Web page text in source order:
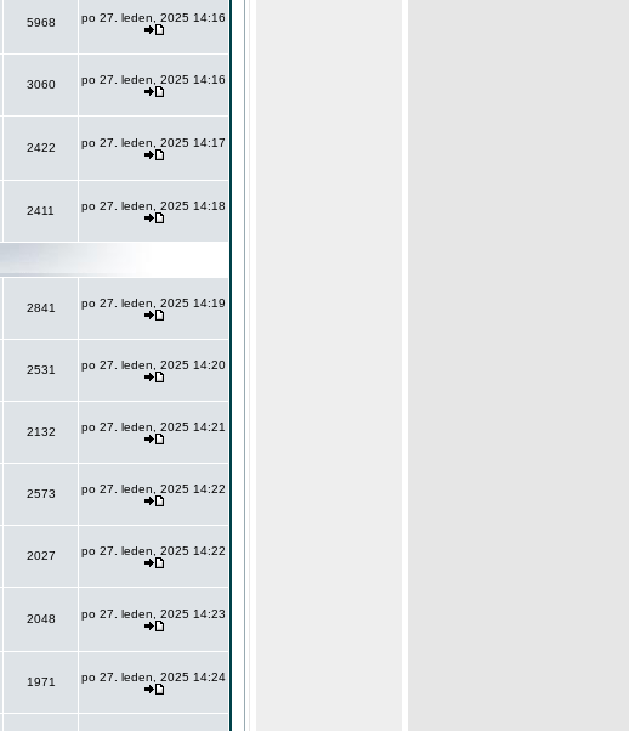
5968 po 27. leden, 2025 14:16
3060 po 27. leden, 2025 14:16
2422 po 27. leden, 2025 14:17
2411 po 27. leden, 2025 14:18
2841 po 27. leden, 2025 14:19
2531 po 27. leden, 2025 14:20
2132 po 27. leden, 2025 14:21
2573 po 27. leden, 2025 14:22
2027 po 27. leden, 2025 14:22
2048 po 27. leden, 2025 14:23
1971 po 27. leden, 2025 14:24